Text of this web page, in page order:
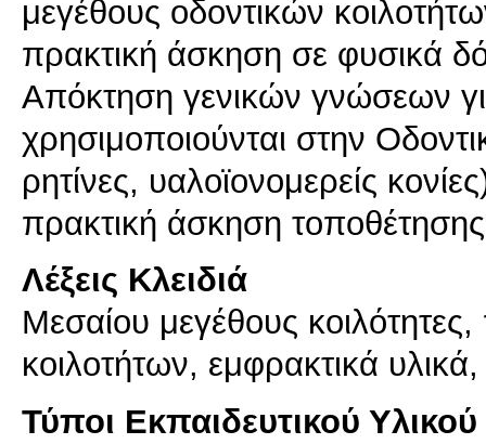
μεγέθους οδοντικών
πρακτική άσκηση σε φυσικά
Απόκτηση γενικών γνώσεων
χρησιμοποιούνται στην
ρητίνες, υαλοϊονομερείς
πρακτική άσκηση
Λέξεις Κλειδιά
Μεσαίου μεγέθους
κοιλοτήτων, εμφρακτικά
Τύποι Εκπαιδευτικού Υλικού